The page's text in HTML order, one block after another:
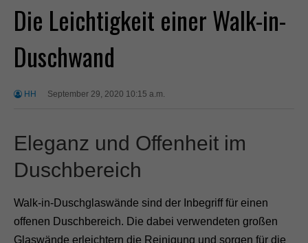
Die Leichtigkeit einer Walk-in-
Duschwand
HH September 29, 2020 10:15 a.m.
Eleganz und Offenheit im
Duschbereich
Walk-in-Duschglaswände sind der Inbegriff für einen
offenen Duschbereich. Die dabei verwendeten großen
Glaswände erleichtern die Reinigung und sorgen für die